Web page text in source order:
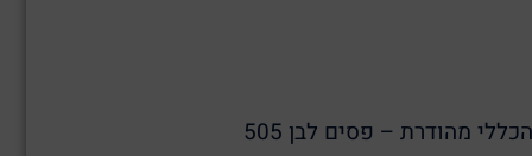
מהודרת – פסים לבן 505